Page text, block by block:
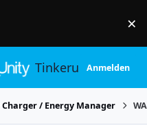
×
TinkerunityAnmelden
Charger / Energy Manager